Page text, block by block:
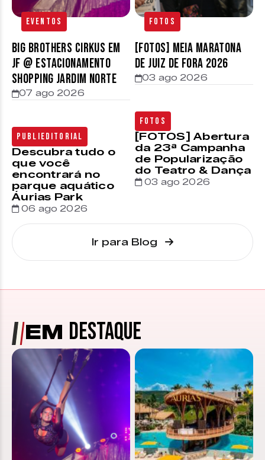
Eventos
Big Brothers Cirkus em
JF @ estacionamento
Shopping Jardim Norte
07 ago 2026
Publieditorial
Descubra tudo o
que você
encontrará no
parque aquático
Áurias Park
06 ago 2026
Fotos
[FOTOS] Meia Maratona
de Juiz de Fora 2026
03 ago 2026
Fotos
[FOTOS] Abertura
da 23ª Campanha
de Popularização
do Teatro & Dança
03 ago 2026
Ir para Blog
EM DESTAQUE